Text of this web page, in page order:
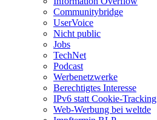
Communitybridge
UserVoice
Nicht public
Jobs
TechNet
Podcast
Werbenetzwerke
Berechtigtes Interesse
IPv6 statt Cookie-Tracking
Web-Werbung bei weltde